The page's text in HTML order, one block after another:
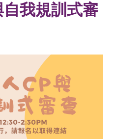
我規訓式審